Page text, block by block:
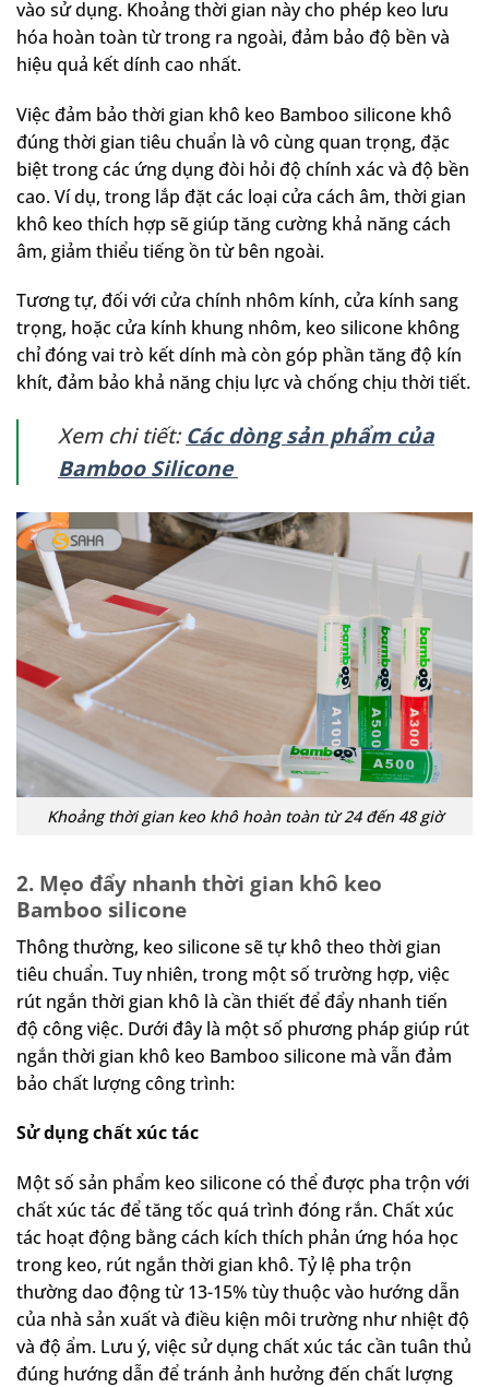
vào sử dụng. Khoảng thời gian này cho phép keo lưu
hóa hoàn toàn từ trong ra ngoài, đảm bảo độ bền và
hiệu quả kết dính cao nhất.
Việc đảm bảo thời gian khô keo Bamboo silicone khô
đúng thời gian tiêu chuẩn là vô cùng quan trọng, đặc
biệt trong các ứng dụng đòi hỏi độ chính xác và độ bền
cao. Ví dụ, trong lắp đặt các loại cửa cách âm, thời gian
khô keo thích hợp sẽ giúp tăng cường khả năng cách
âm, giảm thiểu tiếng ồn từ bên ngoài.
Tương tự, đối với cửa chính nhôm kính, cửa kính sang
trọng, hoặc cửa kính khung nhôm, keo silicone không
chỉ đóng vai trò kết dính mà còn góp phần tăng độ kín
khít, đảm bảo khả năng chịu lực và chống chịu thời tiết.
Xem chi tiết:Các dòng sản phẩm của
Bamboo Silicone
Khoảng thời gian keo khô hoàn toàn từ 24 đến 48 giờ
2. Mẹo đẩy nhanh thời gian khô keo
Bamboo silicone
Thông thường, keo silicone sẽ tự khô theo thời gian
tiêu chuẩn. Tuy nhiên, trong một số trường hợp, việc
rút ngắn thời gian khô là cần thiết để đẩy nhanh tiến
độ công việc. Dưới đây là một số phương pháp giúp rút
ngắn thời gian khô keo Bamboo silicone mà vẫn đảm
bảo chất lượng công trình:
Sử dụng chất xúc tác
Một số sản phẩm keo silicone có thể được pha trộn với
chất xúc tác để tăng tốc quá trình đóng rắn. Chất xúc
tác hoạt động bằng cách kích thích phản ứng hóa học
trong keo, rút ngắn thời gian khô. Tỷ lệ pha trộn
thường dao động từ 13-15% tùy thuộc vào hướng dẫn
của nhà sản xuất và điều kiện môi trường như nhiệt độ
và độ ẩm. Lưu ý, việc sử dụng chất xúc tác cần tuân thủ
đúng hướng dẫn để tránh ảnh hưởng đến chất lượng